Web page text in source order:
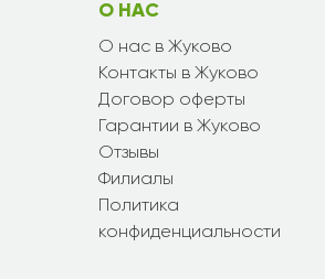
О НАС
О нас в Жуково
Контакты в Жуково
Договор оферты
Гарантии в Жуково
Отзывы
Филиалы
Политика
конфиденциальности